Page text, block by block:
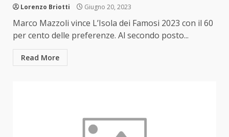
Lorenzo Briotti Giugno 20, 2023
Marco Mazzoli vince L’Isola dei Famosi 2023 con il 60
per cento delle preferenze. Al secondo posto...
Read More